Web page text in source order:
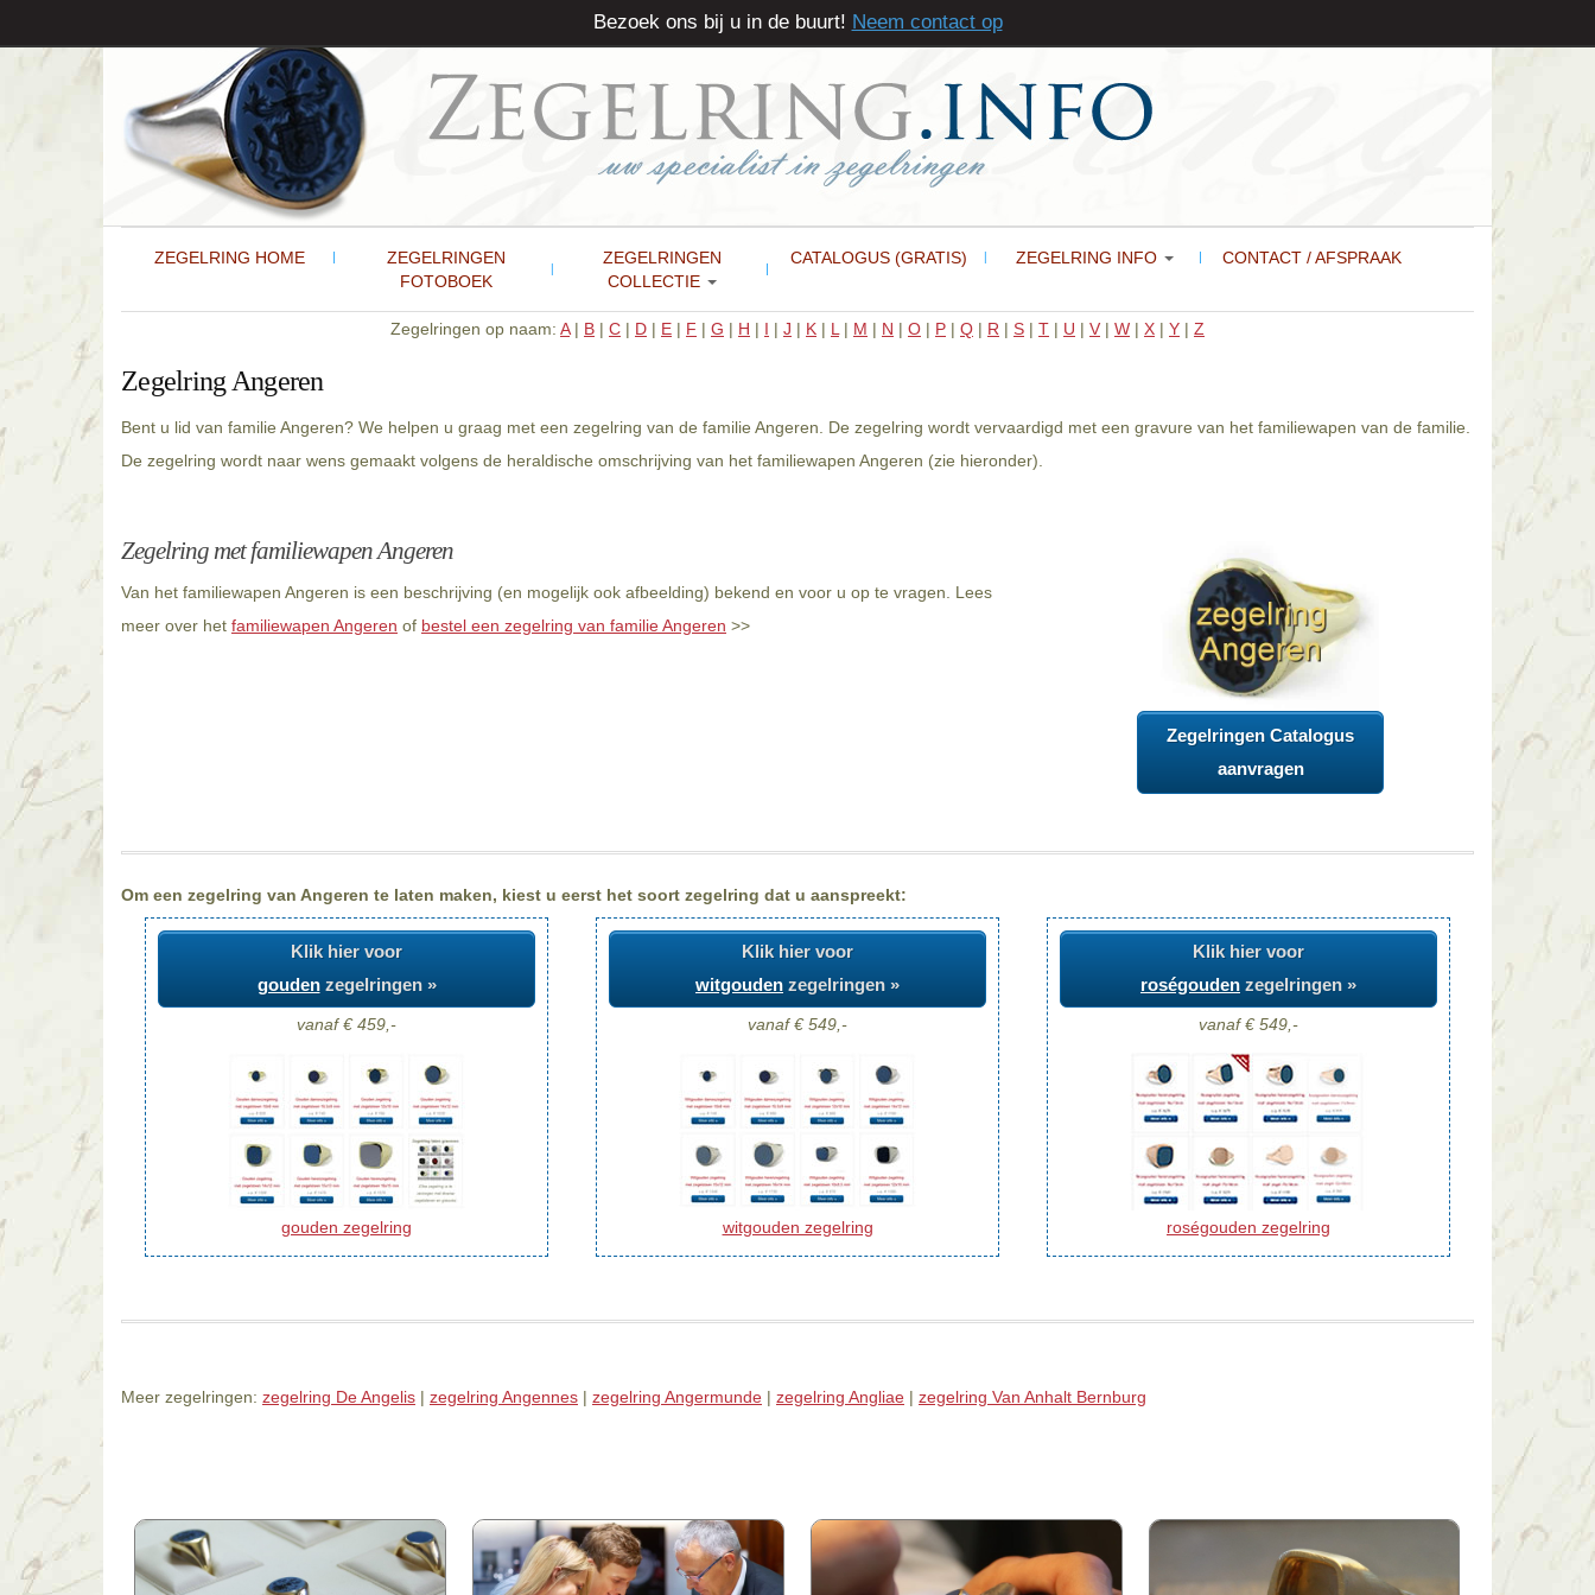
ZEGELRING HOME
ZEGELRINGEN
FOTOBOEK
ZEGELRINGEN
COLLECTIE
CATALOGUS (GRATIS) ZEGELRING INFO CONTACT / AFSPRAAK
Zegelringen op naam: A| B | C | D | E | F | G | H | I | J | K | L | M | N | O | P | Q | R | S | T | U | V | W | X | Y | Z
Zegelring Angeren
Bent u lid van familie Angeren? We helpen u graag met een zegelring van de familie Angeren. De zegelring wordt vervaardigd met een gravure van het familiewapen van de familie.
De zegelring wordt naar wens gemaakt volgens de heraldische omschrijving van het familiewapen Angeren (zie hieronder).
Zegelring met familiewapen Angeren
Van het familiewapen Angeren is een beschrijving (en mogelijk ook afbeelding) bekend en voor u op te vragen. Lees
meer over het familiewapen Angeren of bestel een zegelring van familie Angeren >>
Zegelringen Catalogus
aanvragen
Om een zegelring van Angeren te laten maken, kiest u eerst het soort zegelring dat u aanspreekt:
Klik hier voor
goudenzegelringen »
vanaf € 459,-
gouden zegelring
Klik hier voor
witgouden zegelringen »
vanaf € 549,-
witgouden zegelring
Klik hier voor
roségouden zegelringen »
vanaf € 549,-
roségouden zegelring
Meer zegelringen: zegelring De Angelis | zegelring Angennes | zegelring Angermunde | zegelring Angliae | zegelring Van Anhalt Bernburg
Bezoek ons bij u in de buurt! Neem contact op